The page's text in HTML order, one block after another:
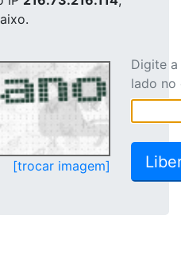
[trocar imagem]
Digite
lado no